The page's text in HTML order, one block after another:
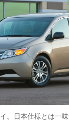
。日本仕様とは一